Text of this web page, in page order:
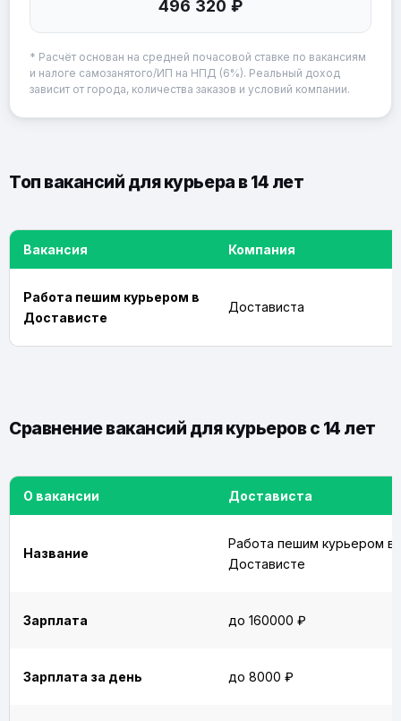
496 320 ₽
* Расчёт основан на средней почасовой ставке по вакансиям
и налоге самозанятого/ИП на НПД (6%). Реальный доход
зависит от города, количества заказов и условий компании.
Топ вакансий для курьера в 14 лет
Вакансия Компания
Работа пешим курьером в
Достависте
Достависта
Сравнение вакансий для курьеров с 14 лет
О вакансии Достависта
Название
Работа пешим курьером в
Достависте
Зарплата до 160000 ₽
Зарплата за день до 8000 ₽